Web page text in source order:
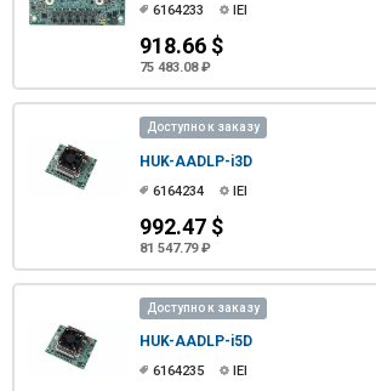
6164233 IEI
918.66 $
75 483.08 ₽
Доступно к заказу
HUK-AADLP-i3D
6164234 IEI
992.47 $
81 547.79 ₽
Доступно к заказу
HUK-AADLP-i5D
6164235 IEI